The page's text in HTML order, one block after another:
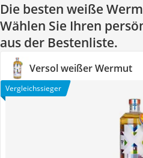
Die besten weiße
Wählen Sie Ihren
aus der Bestenliste.
Versol weißer Wermut
Vergleichssieger